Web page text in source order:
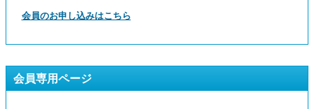
会員のお申し込みはこちら
会員専用ページ